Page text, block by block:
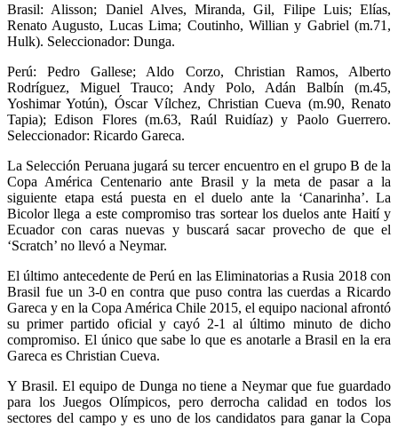
Brasil: Alisson; Daniel Alves, Miranda, Gil, Filipe Luis; Elías,
Renato Augusto, Lucas Lima; Coutinho, Willian y Gabriel (m.71,
Hulk). Seleccionador: Dunga.
Perú: Pedro Gallese; Aldo Corzo, Christian Ramos, Alberto
Rodríguez, Miguel Trauco; Andy Polo, Adán Balbín (m.45,
Yoshimar Yotún), Óscar Vílchez, Christian Cueva (m.90, Renato
Tapia); Edison Flores (m.63, Raúl Ruidíaz) y Paolo Guerrero.
Seleccionador: Ricardo Gareca.
La Selección Peruana jugará su tercer encuentro en el grupo B de la
Copa América Centenario ante Brasil y la meta de pasar a la
siguiente etapa está puesta en el duelo ante la ‘Canarinha’. La
Bicolor llega a este compromiso tras sortear los duelos ante Haití y
Ecuador con caras nuevas y buscará sacar provecho de que el
‘Scratch’ no llevó a Neymar.
El último antecedente de Perú en las Eliminatorias a Rusia 2018 con
Brasil fue un 3-0 en contra que puso contra las cuerdas a Ricardo
Gareca y en la Copa América Chile 2015, el equipo nacional afrontó
su primer partido oficial y cayó 2-1 al último minuto de dicho
compromiso. El único que sabe lo que es anotarle a Brasil en la era
Gareca es Christian Cueva.
Y Brasil. El equipo de Dunga no tiene a Neymar que fue guardado
para los Juegos Olímpicos, pero derrocha calidad en todos los
sectores del campo y es uno de los candidatos para ganar la Copa